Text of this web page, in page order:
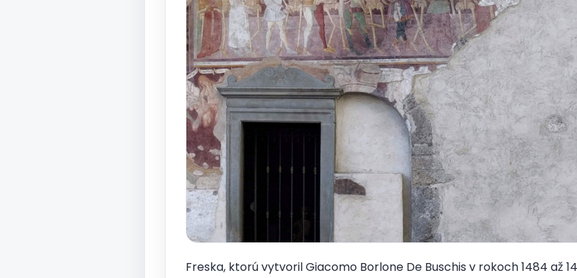
Freska, ktorú vytvoril Giacomo Borlone De Buschis v rokoch 1484 až